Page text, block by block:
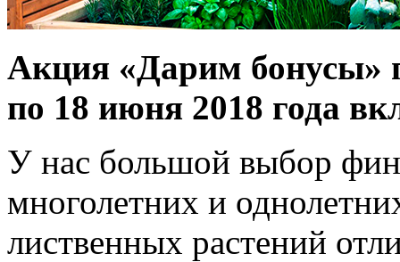
Акция «Дарим бонусы»
по 18 июня 2018 года
У нас большой выбор
многолетних и
лиственных растений